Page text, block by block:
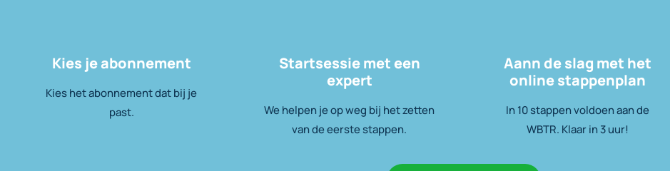
Kies je abonnement
Kies het abonnement dat bij je
past.
Startsessie met een
expert
We helpen je op weg bij het zetten
van de eerste stappen.
Aann de slag met het
online stappenplan
In 10 stappen voldoen aan de
WBTR. Klaar in 3 uur!